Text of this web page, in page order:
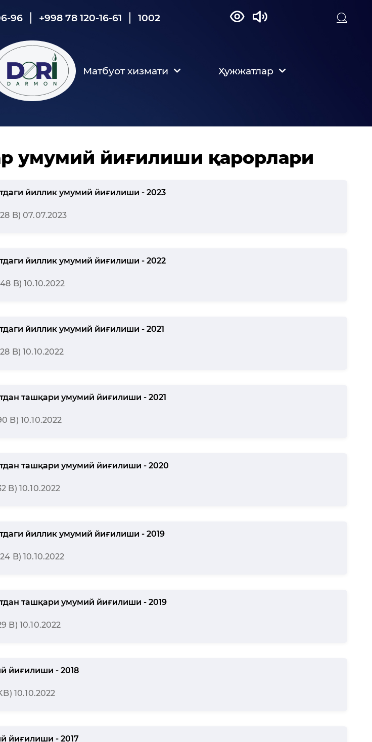
96 +998 78 120-16-61 1002
Матбуот хизмати Ҳужжатлар
умумий йиғилиши қарорлари
йиллик умумий йиғилиши - 2023
B) 07.07.2023
йиллик умумий йиғилиши - 2022
B) 10.10.2022
йиллик умумий йиғилиши - 2021
B) 10.10.2022
ташқари умумий йиғилиши - 2021
B) 10.10.2022
ташқари умумий йиғилиши - 2020
B) 10.10.2022
йиллик умумий йиғилиши - 2019
B) 10.10.2022
ташқари умумий йиғилиши - 2019
B) 10.10.2022
йиғилиши - 2018
10.10.2022
йиғилиши - 2017